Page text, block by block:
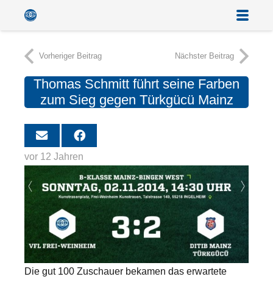
Vorheriger Beitrag Nächster Beitrag
Thomas Schmitt führt seine Farben
zum Sieg gegen Türkgücü Mainz
vor 12 Jahren
Die gut 100 Zuschauer bekamen das erwartete